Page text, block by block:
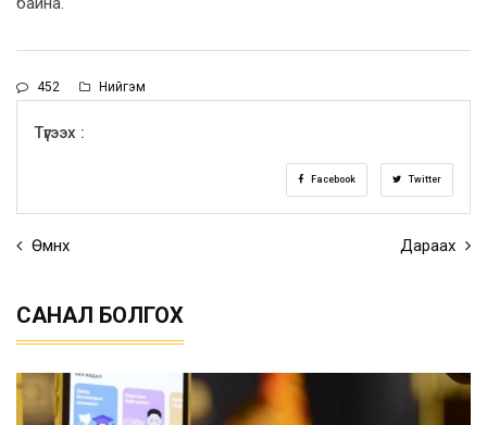
452 Нийгэм
Түгээх :
Facebook Twitter
Өмнөх Дараах
САНАЛ БОЛГОХ